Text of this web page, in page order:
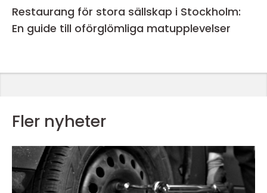
Restaurang för stora sällskap i Stockholm:
En guide till oförglömliga matupplevelser
Fler nyheter